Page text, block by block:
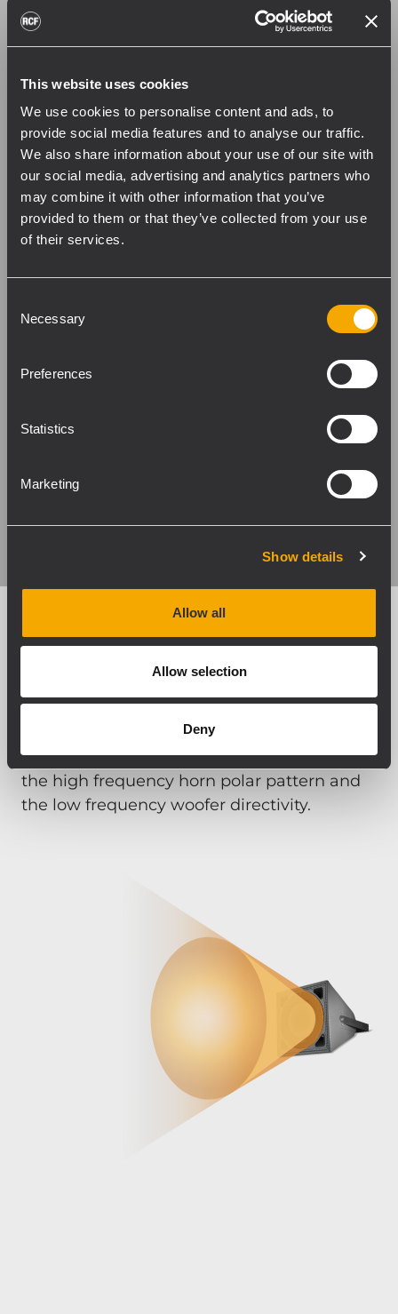
This website uses cookies
We use cookies to personalise content and ads, to
provide social media features and to analyse our traffic.
We also share information about your use of our site with
our social media, advertising and analytics partners who
may combine it with other information that you’ve
provided to them or that they’ve collected from your use
of their services.
Selection
Necessary
Preferences
Statistics
Marketing
Show details
Allow all
Allow selection
Deny
Crossover
conventional induction values. Its benefits
are delay reduction, reduced phase shift
and superior transient response for
improved audio performance and stability.
CMD - Coverage
Matching Design
RCF exclusive CMD technology helps
guarantee an optimal transition between
the high frequency horn polar pattern and
the low frequency woofer directivity.